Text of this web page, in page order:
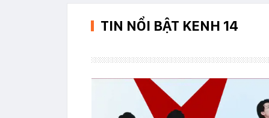
TIN NỔI BẬT KENH 14